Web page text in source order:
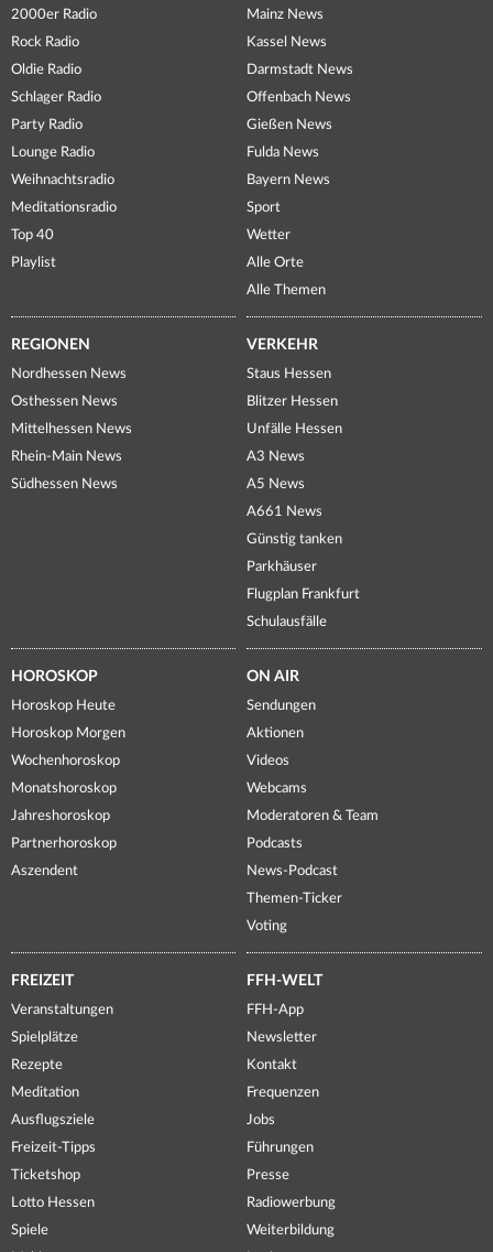
2000er Radio
Rock Radio
Oldie Radio
Schlager Radio
Party Radio
Lounge Radio
Weihnachtsradio
Meditationsradio
Top 40
Playlist
Mainz News
Kassel News
Darmstadt News
Offenbach News
Gießen News
Fulda News
Bayern News
Sport
Wetter
Alle Orte
Alle Themen
REGIONEN
Nordhessen News
Osthessen News
Mittelhessen News
Rhein-Main News
Südhessen News
VERKEHR
Staus Hessen
Blitzer Hessen
Unfälle Hessen
A3 News
A5 News
A661 News
Günstig tanken
Parkhäuser
Flugplan Frankfurt
Schulausfälle
HOROSKOP
Horoskop Heute
Horoskop Morgen
Wochenhoroskop
Monatshoroskop
Jahreshoroskop
Partnerhoroskop
Aszendent
ON AIR
Sendungen
Aktionen
Videos
Webcams
Moderatoren & Team
Podcasts
News-Podcast
Themen-Ticker
Voting
FREIZEIT
Veranstaltungen
Spielplätze
Rezepte
Meditation
Ausflugsziele
Freizeit-Tipps
Ticketshop
Lotto Hessen
Spiele
FFH-WELT
FFH-App
Newsletter
Kontakt
Frequenzen
Jobs
Führungen
Presse
Radiowerbung
Weiterbildung